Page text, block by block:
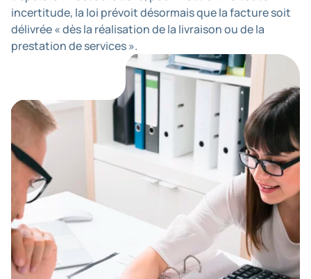
incertitude, la loi prévoit désormais que la facture soit
délivrée « dès la réalisation de la livraison ou de la
prestation de services ».